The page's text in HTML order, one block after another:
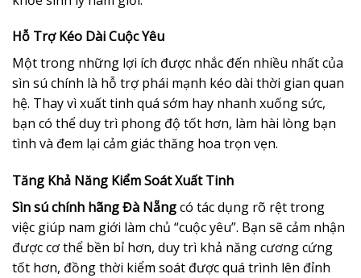
Hỗ Trợ Kéo Dài Cuộc Yêu
Một trong những lợi ích được nhắc đến nhiều nhất của
sìn sú chính là hỗ trợ phái mạnh kéo dài thời gian quan
hệ. Thay vì xuất tinh quá sớm hay nhanh xuống sức,
bạn có thể duy trì phong độ tốt hơn, làm hài lòng bạn
tình và đem lại cảm giác thăng hoa trọn vẹn.
Tăng Khả Năng Kiểm Soát Xuất Tinh
Sìn sú chính hãng Đà Nẵngcó tác dụng rõ rệt trong
việc giúp nam giới làm chủ “cuộc yêu”. Bạn sẽ cảm nhận
được cơ thể bền bỉ hơn, duy trì khả năng cương cứng
tốt hơn, đồng thời kiểm soát được quá trình lên đỉnh